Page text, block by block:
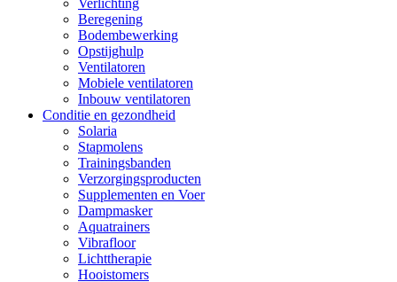
Verlichting
Beregening
Bodembewerking
Opstijghulp
Ventilatoren
Mobiele ventilatoren
Inbouw ventilatoren
Conditie en gezondheid
Solaria
Stapmolens
Trainingsbanden
Verzorgingsproducten
Supplementen en Voer
Dampmasker
Aquatrainers
Vibrafloor
Lichttherapie
Hooistomers